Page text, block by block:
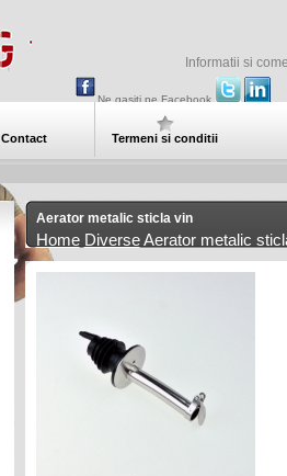
Informatii si
Ne gasiti pe Facebook
Contact Termeni si conditii
Aerator metalic sticla vin
Home DiverseAerator metalic